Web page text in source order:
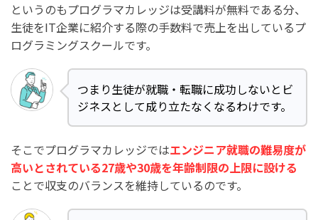
というのもプログラマカレッジは受講料が無料である分、
生徒をIT企業に紹介する際の手数料で売上を出しているプ
ログラミングスクールです。
つまり生徒が就職・転職に成功しないとビ
ジネスとして成り立たなくなるわけです。
そこでプログラマカレッジではエンジニア就職の難易度が
高いとされている27歳や30歳を年齢制限の上限に設ける
ことで収支のバランスを維持しているのです。